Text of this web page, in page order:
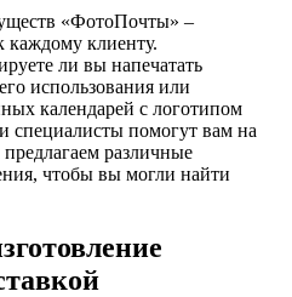
«ФотоПочты» –
каждому клиенту.
ли вы напечатать
использования или
календарей с логотипом
специалисты помогут вам на
различные
чтобы вы могли найти